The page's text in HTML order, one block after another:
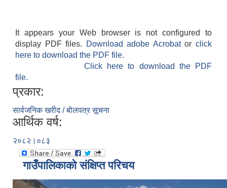
It appears your Web browser is not configured to
display PDF files.
Download adobe Acrobatorclick
here to download the PDF file.
Click here to download the PDF
file.
प्रकार:
सार्वजनिक खरीद / बोलपत्र सूचना
आर्थिक वर्ष:
२०८२।०८३
गाउँपालिकाको संक्षिप्त परिचय